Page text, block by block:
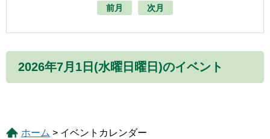
前月 次月
2026年7月1日(水曜日曜日)のイベント
ホーム > イベントカレンダー